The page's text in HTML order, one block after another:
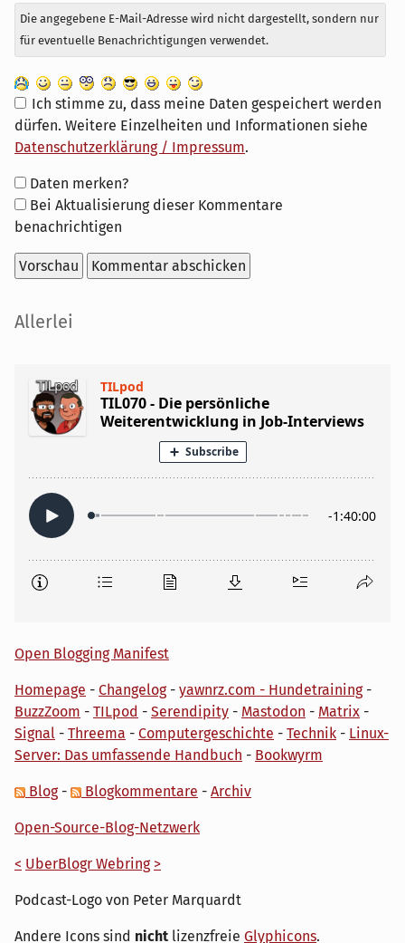
Die angegebene E-Mail-Adresse wird nicht dargestellt, sondern nur
für eventuelle Benachrichtigungen verwendet.
Ich stimme zu, dass meine Daten gespeichert werden
dürfen. Weitere Einzelheiten und Informationen siehe
Datenschutzerklärung / Impressum.
Formular-
Optionen
Daten merken?
Bei Aktualisierung dieser Kommentare
benachrichtigen
Seitenleiste
Allerlei
Open Blogging Manifest
Homepage - Changelog- yawnrz.com - Hundetraining-
BuzzZoom - TILpod - Serendipity - Mastodon - Matrix -
Signal - Threema - Computergeschichte - Technik - Linux-
Server: Das umfassende Handbuch - Bookwyrm
Blog- Blogkommentare - Archiv
Open-Source-Blog-Netzwerk
< UberBlogr Webring >
Podcast-Logo von Peter Marquardt
Andere Icons sind nicht lizenzfreie Glyphicons.